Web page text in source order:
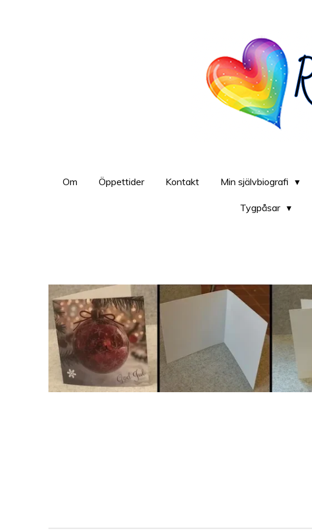
Om Öppettider Kontakt Min självbiografi
Tygpåsar